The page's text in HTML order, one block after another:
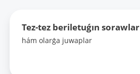
Tez-tez beriletuǵın sorawlar
hám olarǵa juwaplar